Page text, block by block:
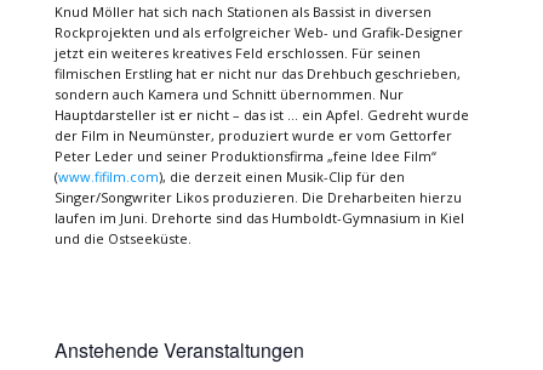
Knud Möller hat sich nach Stationen als Bassist in diversen
Rockprojekten und als erfolgreicher Web- und Grafik-Designer
jetzt ein weiteres kreatives Feld erschlossen. Für seinen
filmischen Erstling hat er nicht nur das Drehbuch geschrieben,
sondern auch Kamera und Schnitt übernommen. Nur
Hauptdarsteller ist er nicht – das ist … ein Apfel. Gedreht wurde
der Film in Neumünster, produziert wurde er vom Gettorfer
Peter Leder und seiner Produktionsfirma „feine Idee Film“
(www.fifilm.com), die derzeit einen Musik-Clip für den
Singer/Songwriter Likos produzieren. Die Dreharbeiten hierzu
laufen im Juni. Drehorte sind das Humboldt-Gymnasium in Kiel
und die Ostseeküste.
Anstehende Veranstaltungen